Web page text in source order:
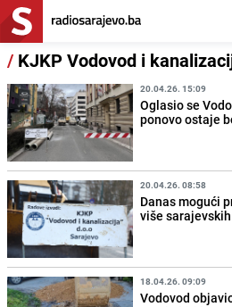
/ KJKP Vodovod i
20.04.26. 15:09
Oglasio se
ponovo ostaje
20.04.26. 08:58
Danas mogući
više
18.04.26. 09:09
Vodovod